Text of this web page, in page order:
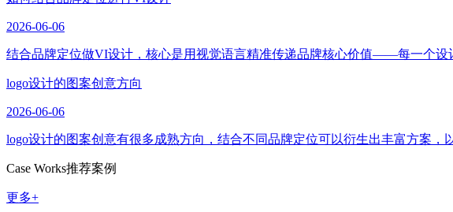
2026-06-06
结合品牌定位做VI设计，核心是用视觉语言精准传递品牌核心价值——每一个设
logo设计的图案创意方向
2026-06-06
logo设计的图案创意有很多成熟方向，结合不同品牌定位可以衍生出丰富方案
Case Works推荐案例
更多+